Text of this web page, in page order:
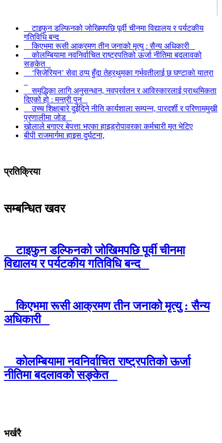
टाइफुन डल्फिनको जोखिमपछि पूर्वी चीनमा विद्यालय र पर्यटकीय
गतिविधि बन्द
किएभमा रूसी आक्रमण तीन जनाको मृत्यु : सैन्य अधिकारी
कोलम्बियामा नवनिर्वाचित राष्ट्रपतिको ऊर्जा नीतिमा बदलावको
सङ्केत
‘सिजेरियन’ सेवा ठप्प हुँदा तेह्रथुमका गर्भवतीलाई छ घण्टाको यात्रा
समृद्धिका लागि अनुसन्धान, नवप्रर्वतन र आविस्कारलाई प्राथमिकता
दिएको हो : मन्त्री पुन
उच्च शिक्षाबारे दुईदिने नीति कार्यशाला सम्पन्न, पारदर्शी र परिणाममुखी
प्रणालीमा जोड
खोलाले बगाएर बेपत्ता भएका हाइड्रोपावरका कर्मचारी मृत भेटिए
बीपी राजमार्गमा हाइस दुर्घटना,
प्रतिक्रिया
सम्बन्धित खवर
टाइफुन डल्फिनको जोखिमपछि पूर्वी चीनमा
विद्यालय र पर्यटकीय गतिविधि बन्द
किएभमा रूसी आक्रमण तीन जनाको मृत्यु : सैन्य
अधिकारी
कोलम्बियामा नवनिर्वाचित राष्ट्रपतिको ऊर्जा
नीतिमा बदलावको सङ्केत
भर्खरै